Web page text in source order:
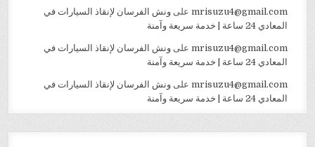
mrisuzu4@gmail.comعلى ونش الفرسان لإنقاذ السيارات في
المعادي 24 ساعة | خدمة سريعة وآمنة
mrisuzu4@gmail.comعلى ونش الفرسان لإنقاذ السيارات في
المعادي 24 ساعة | خدمة سريعة وآمنة
mrisuzu4@gmail.comعلى ونش الفرسان لإنقاذ السيارات في
المعادي 24 ساعة | خدمة سريعة وآمنة